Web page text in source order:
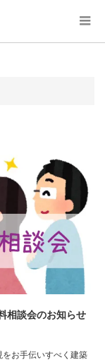
相談会のお知らせ
お手伝いすべく建築